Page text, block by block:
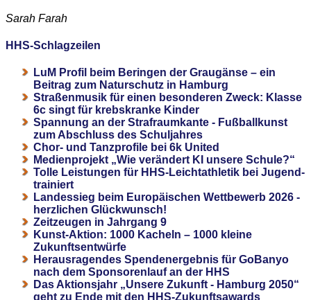
Sarah Farah
HHS-Schlagzeilen
LuM Profil beim Beringen der Graugänse – ein
Beitrag zum Naturschutz in Hamburg
Straßenmusik für einen besonderen Zweck: Klasse
6c singt für krebskranke Kinder
Spannung an der Strafraumkante - Fußballkunst
zum Abschluss des Schuljahres
Chor- und Tanzprofile bei 6k United
Medienprojekt „Wie verändert KI unsere Schule?“
Tolle Leistungen für HHS-Leichtathletik bei Jugend-
trainiert
Landessieg beim Europäischen Wettbewerb 2026 -
herzlichen Glückwunsch!
Zeitzeugen in Jahrgang 9
Kunst-Aktion: 1000 Kacheln – 1000 kleine
Zukunftsentwürfe
Herausragendes Spendenergebnis für GoBanyo
nach dem Sponsorenlauf an der HHS
Das Aktionsjahr „Unsere Zukunft - Hamburg 2050“
geht zu Ende mit den HHS-Zukunftsawards